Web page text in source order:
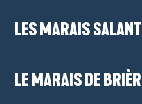
LES MARAIS
LE MARAIS DE
simple et apaisante
écouter et commencer à
et le temps.
Grande Brière